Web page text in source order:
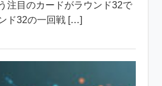
注目のカードがラウンド32で
ド32の一回戦 […]